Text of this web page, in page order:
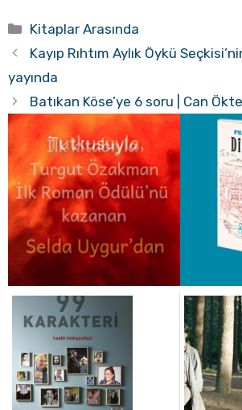
Kategoriler
Kitaplar Arasında
Kayıp Rıhtım Aylık Öykü
yayında
Batıkan Köse’ye 6 soru | Can